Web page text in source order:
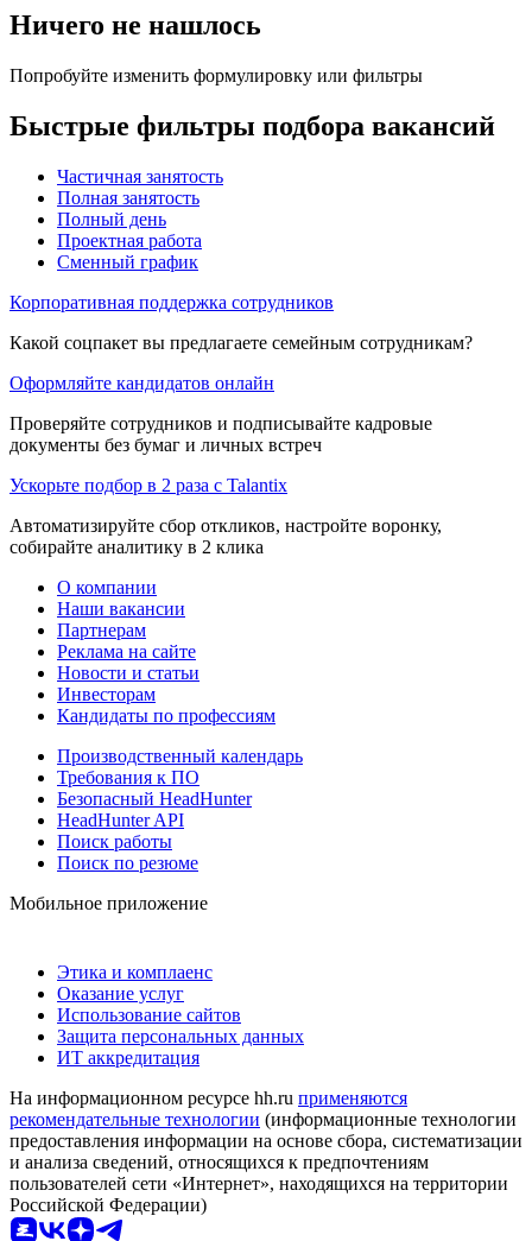
Ничего не нашлось
Попробуйте изменить формулировку или фильтры
Быстрые фильтры подбора вакансий
Частичная занятость
Полная занятость
Полный день
Проектная работа
Сменный график
Корпоративная поддержка сотрудников
Какой соцпакет вы предлагаете семейным сотрудникам?
Оформляйте кандидатов онлайн
Проверяйте сотрудников и подписывайте кадровые
документы без бумаг и личных встреч
Ускорьте подбор в 2 раза с Talantix
Автоматизируйте сбор откликов, настройте воронку,
собирайте аналитику в 2 клика
О компании
Наши вакансии
Партнерам
Реклама на сайте
Новости и статьи
Инвесторам
Кандидаты по профессиям
Производственный календарь
Требования к ПО
Безопасный HeadHunter
HeadHunter API
Поиск работы
Поиск по резюме
Мобильное приложение
Этика и комплаенс
Оказание услуг
Использование сайтов
Защита персональных данных
ИТ аккредитация
На информационном ресурсе hh.ru применяются
рекомендательные технологии (информационные технологии
предоставления информации на основе сбора, систематизации
и анализа сведений, относящихся к предпочтениям
пользователей сети «Интернет», находящихся на территории
Российской Федерации)